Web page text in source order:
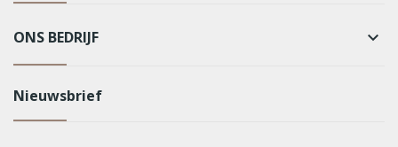
ONS BEDRIJF keyboard_arrow_down
Nieuwsbrief